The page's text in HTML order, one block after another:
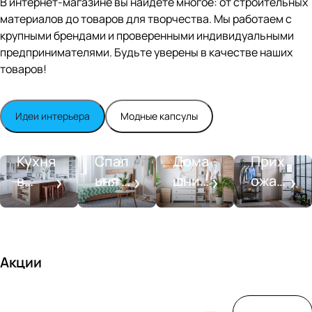
n
White
satin
материалов до товаров для творчества. Мы работаем с
крупными брендами и проверенными индивидуальными
предпринимателями. Будьте уверены в качестве наших
товаров!
Идеи интерьера Модные капсулы
Кухня
в
стиле
Спал
ьня в
совре
Дома
шний
SPA-
Прих
ожая
со
Акции